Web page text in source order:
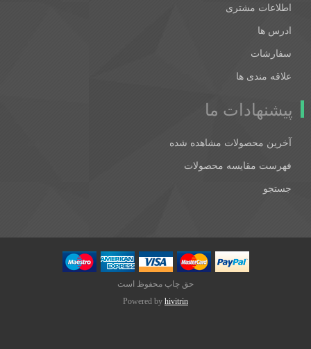
اطلاعات مشتری
ادرس ها
سفارشات
علاقه مندی ها
پیشنهادات ما
آخرین محصولات مشاهده شده
فهرست مقایسه محصولات
جستجو
حق چاپ محفوظ است
Powered by hivitrin